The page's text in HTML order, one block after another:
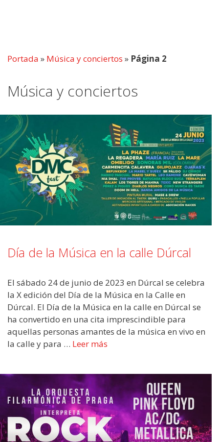
Portada » Música y conciertos » Página 2
Música y conciertos
Día de la Música en la calle Dúrcal
El sábado 24 de junio de 2023 en Dúrcal se celebra
la X edición del Día de la Música en la Calle en
Dúrcal. El Día de la Música en la calle en Dúrcal se
ha convertido en una cita imprescindible para
aquellas personas amantes de la música en vivo en
la calle y para … Leer más